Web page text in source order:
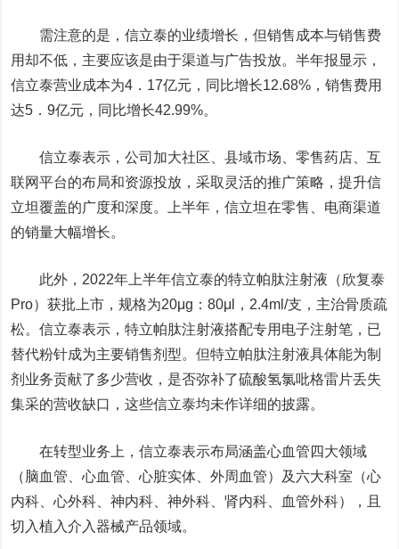
需注意的是 ，信立泰的业绩增长 ，但销售成本与销售费
用却不低 ， 主要应该是由于渠道与广告投放。半年报显示 ，
信立泰营业成本为4 ． 17亿元 ， 同比增长12.68% ，销售费用
达5 ．9亿元 ， 同比增长42.99%。
信立泰表示 ，公司加大社区、县域市场、零售药店、互
联网平台的布局和资源投放，采取灵活的推广策略，提升信
立坦覆盖的广度和深度。上半年，信立坦在零售、电商渠道
的销量大幅增长。
此外 ，2022年上半年信立泰的特立帕肽注射液 （欣复泰
Pro）获批上市 ，规格为20μg：80μl，2.4ml/支 ， 主治骨质疏
松。信立泰表示 ，特立帕肽注射液搭配专用电子注射笔，已
替代粉针成为主要销售剂型。但特立帕肽注射液具体能为制
剂业务贡献了多少营收 ， 是否弥补了硫酸氢氯吡格雷片丢失
集采的营收缺口 ，这些信立泰均未作详细的披露。
在转型业务上 ，信立泰表示布局涵盖心血管四大领域
（脑血管、心血管、心脏实体、外周血管）及六大科室（心
内科、心外科、神内科、神外科、肾内科、血管外科）
，
且
切入植入介入器械产品领域。